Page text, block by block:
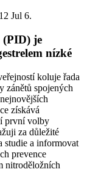
Jul 6.
(PID) je
nízké
koluje řada
zánětů spojených
získává
první volby
za důležité
studie a informovat
prevence
nitroděložních